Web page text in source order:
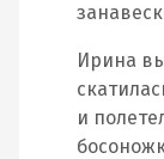
Ирина
и